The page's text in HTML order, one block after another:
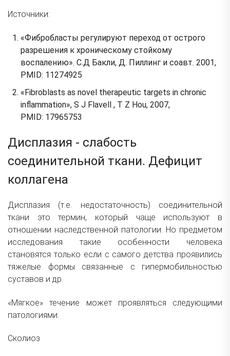
Источники:
«Фибробласты регулируют переход от острого
разрешения к хроническому стойкому
воспалению». С.Д Бакли, Д. Пиллинг и соавт. 2001,
PMID: 11274925
«Fibroblasts as novel therapeutic targets in chronic
inflammation», S J Flavell , T Z Hou, 2007,
PMID: 17965753
Дисплазия - слабость
соединительной ткани. Дефицит
коллагена
Дисплазия (т.е. недостаточность) соединительной
ткани это термин, который чаще используют в
отношении наследственной патологии. Но предметом
исследования такие особенности человека
становятся только если с самого детства проявились
тяжелые формы связанные с гипермобильностью
суставов и др.
«Мягкое» течение может проявляться следующими
патологиями:
Сколиоз